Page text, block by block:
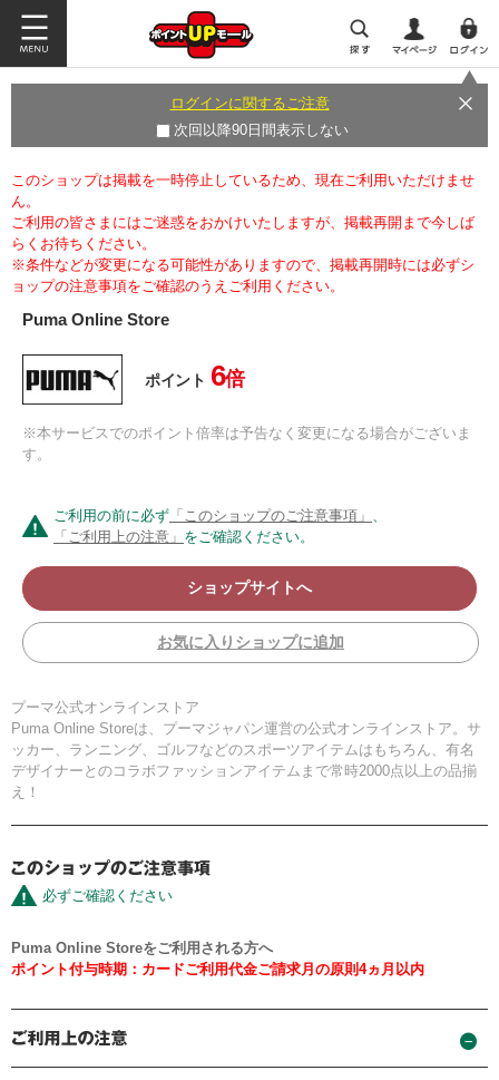
ログインに関するご注意
次回以降90日間表示しない
このショップは掲載を一時停止しているため、現在ご利用いただけませ
ん。
ご利用の皆さまにはご迷惑をおかけいたしますが、掲載再開まで今しば
らくお待ちください。
※条件などが変更になる可能性がありますので、掲載再開時には必ずシ
ョップの注意事項をご確認のうえご利用ください。
Puma Online Store
ポイント 6倍
※本サービスでのポイント倍率は予告なく変更になる場合がございま
す。
ご利用の前に必ず 「このショップのご注意事項」 、
「ご利用上の注意」 をご確認ください。
ショップサイトへ
お気に入りショップに追加
プーマ公式オンラインストア
Puma Online Storeは、プーマジャパン運営の公式オンラインストア。サ
ッカー、ランニング、ゴルフなどのスポーツアイテムはもちろん、有名
デザイナーとのコラボファッションアイテムまで常時2000点以上の品揃
え！
必ずご確認ください
Puma Online Storeをご利用される方へ
ポイント付与時期：カードご利用代金ご請求月の原則4ヵ月以内